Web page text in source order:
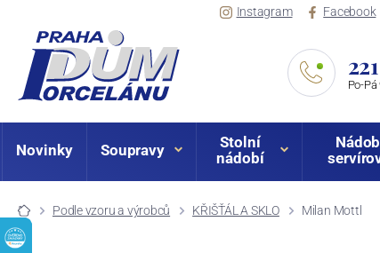
Instagram Facebook
Po-Pá
Novinky Soupravy
Stolní
nádobí
Podle vzoru a výrobců KŘIŠŤÁL A SKLO Milan Mottl